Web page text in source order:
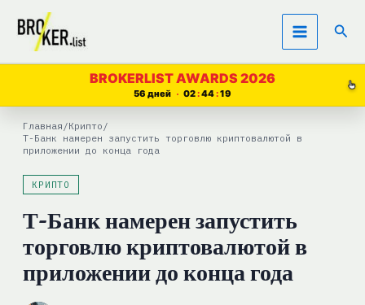
Перейти
содержимому
BROKERLIST AWARDS 2026
56 дней 02 44 19
Главная /Крипто /
Т-Банк намерен запустить торговлю криптовалютой в
приложении до конца года
КРИПТО
Т-Банк намерен запустить
торговлю криптовалютой в
приложении до конца года